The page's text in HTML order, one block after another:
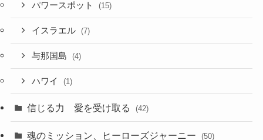
パワースポット (15)
イスラエル (7)
与那国島 (4)
ハワイ (1)
信じる力 愛を受け取る (42)
魂のミッション、ヒーローズジャーニー (50)